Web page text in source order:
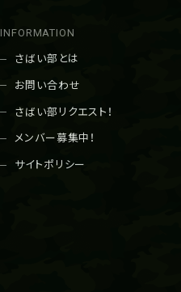
INFORMATION
さばい部とは
お問い合わせ
さばい部リクエスト！
メンバー募集中！
サイトポリシー